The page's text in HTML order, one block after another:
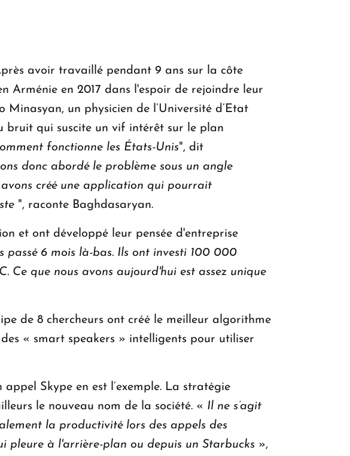
avoir travaillé pendant 9 ans sur la côte
Arménie en 2017 dans l'espoir de rejoindre leur
un physicien de l’Université d’Etat
bruit qui suscite un vif intérêt sur le plan
fonctionne les États-Unis", dit
donc abordé le problème sous un angle
créé une application qui pourrait
", raconte Baghdasaryan.
et ont développé leur pensée d'entreprise
passé 6 mois là-bas. Ils ont investi 100 000
Ce que nous avons aujourd'hui est assez unique
de 8 chercheurs ont créé le meilleur algorithme
« smart speakers » intelligents pour utiliser
Skype en est l’exemple. La stratégie
le nouveau nom de la société. « Il ne s’agit
la productivité lors des appels des
pleure à l'arrière-plan ou depuis un Starbucks »,